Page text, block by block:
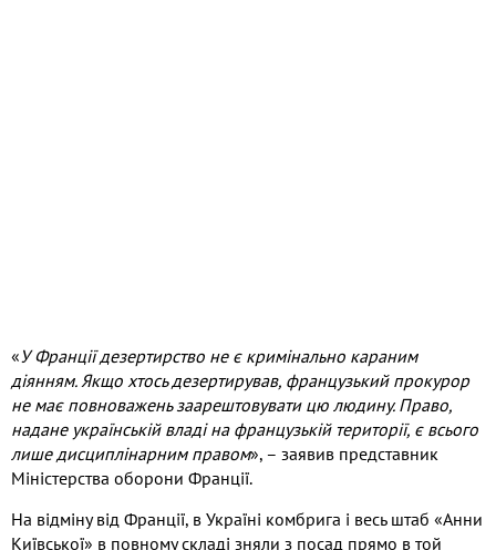
«У Франції дезертирство не є кримінально караним
діянням. Якщо хтось дезертирував, французький прокурор
не має повноважень заарештовувати цю людину. Право,
надане українській владі на французькій території, є всього
лише дисциплінарним правом», – заявив представник
Міністерства оборони Франції.
На відміну від Франції, в Україні комбрига і весь штаб «Анни
Київської» в повному складі зняли з посад прямо в той